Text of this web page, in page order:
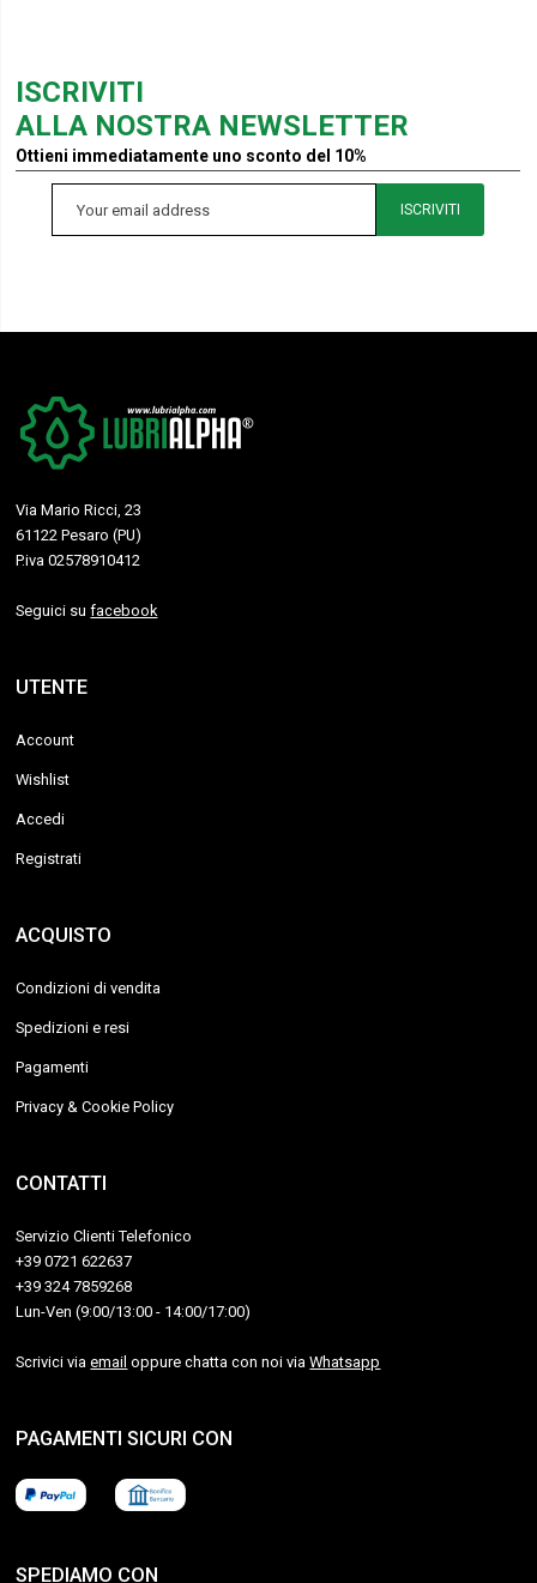
ISCRIVITI
ALLA NOSTRA NEWSLETTER
Ottieni immediatamente uno sconto del 10%
ISCRIVITI
Via Mario Ricci, 23
61122 Pesaro (PU)
P.iva 02578910412
Seguici sufacebook
UTENTE
Account
Wishlist
Accedi
Registrati
ACQUISTO
Condizioni di vendita
Spedizioni e resi
Pagamenti
Privacy & Cookie Policy
CONTATTI
Servizio Clienti Telefonico
+39 0721 622637
+39 324 7859268
Lun-Ven (9:00/13:00 - 14:00/17:00)
Scrivici viaemail oppure chatta con noi viaWhatsapp
PAGAMENTI SICURI CON
SPEDIAMO CON